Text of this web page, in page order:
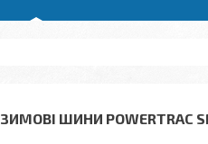
ЗИМОВІ ШИНИ POWERTRAC